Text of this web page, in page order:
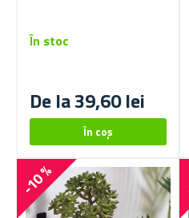
De la 39,60 lei
În stoc
-10 %